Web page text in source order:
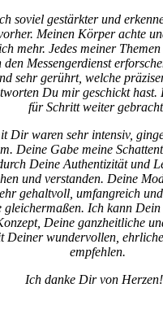
soviel gestärkter und
Meinen Körper achte
mehr. Jedes meiner
den Messengerdienst
sehr gerührt, welche
Du mir geschickt hast.
für Schritt weiter
Dir waren sehr intensiv,
Deine Gabe meine
Deine Authentizität und
und verstanden. Deine
gehaltvoll, umfangreich
gleichermaßen. Ich kann Dein
Deine ganzheitliche
Deiner wundervollen,
empfehlen.
Ich danke Dir von